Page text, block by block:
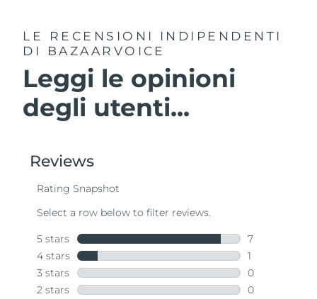
LE RECENSIONI INDIPENDENTI
DI BAZAARVOICE
Leggi le opinioni
degli utenti...